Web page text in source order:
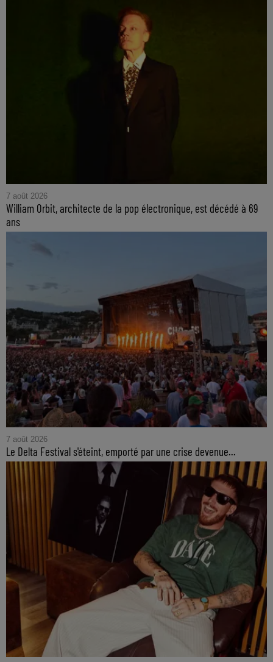
7 août 2026
William Orbit, architecte de la pop électronique, est décédé à 69
ans
7 août 2026
Le Delta Festival s'éteint, emporté par une crise devenue...